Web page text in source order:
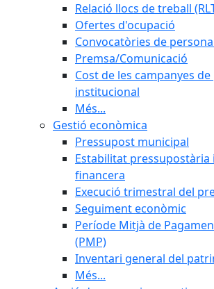
Relació llocs de treball
Ofertes d'ocupació
Convocatòries de
Premsa/Comunicació
Cost de les campanyes
institucional
Més...
Gestió econòmica
Pressupost municipal
Estabilitat
financera
Execució trimestral del
Seguiment econòmic
Període Mitjà de
(PMP)
Inventari general del
Més...